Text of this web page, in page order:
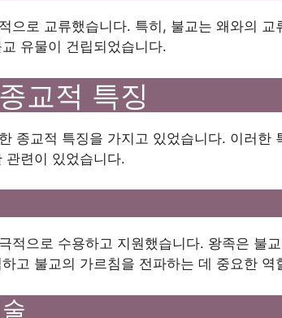
으로 교류했습니다. 특히, 불교는 ​​왜와의
유물이 건립되었습니다.
교적 특징
종교적 특징을 가지고 있었습니다. 이러한
관련이 있었습니다.
적으로 수용하고 지원했습니다. 왕족은 불
고 불교의 가르침을 전파하는 데 중요한 역